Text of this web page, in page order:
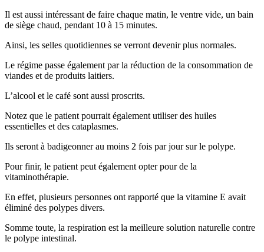
Il est aussi intéressant de faire chaque matin, le ventre vide, un bain
de siège chaud, pendant 10 à 15 minutes.
Ainsi, les selles quotidiennes se verront devenir plus normales.
Le régime passe également par la réduction de la consommation de
viandes et de produits laitiers.
L’alcool et le café sont aussi proscrits.
Notez que le patient pourrait également utiliser des huiles
essentielles et des cataplasmes.
Ils seront à badigeonner au moins 2 fois par jour sur le polype.
Pour finir, le patient peut également opter pour de la
vitaminothérapie.
En effet, plusieurs personnes ont rapporté que la vitamine E avait
éliminé des polypes divers.
Somme toute, la respiration est la meilleure solution naturelle contre
le polype intestinal.